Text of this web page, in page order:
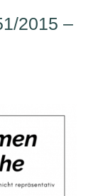
2015 –